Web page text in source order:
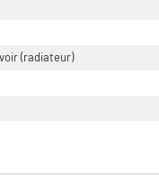
(radiateur)